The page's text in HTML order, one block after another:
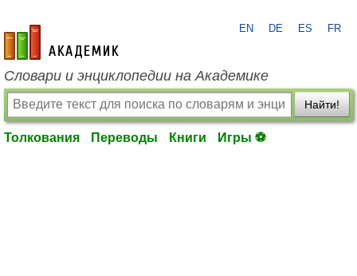
academic.ru
EN DE ES FR
Словари и энциклопедии на Академике
Найти!
Толкования Переводы Книги Игры ⚽